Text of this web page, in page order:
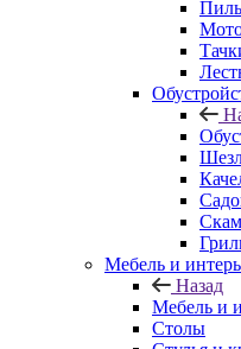
Мебель и
Назад
Мебель и
Столы